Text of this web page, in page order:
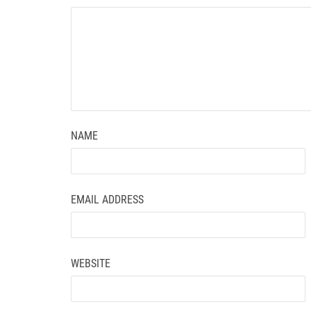
NAME
EMAIL ADDRESS
WEBSITE